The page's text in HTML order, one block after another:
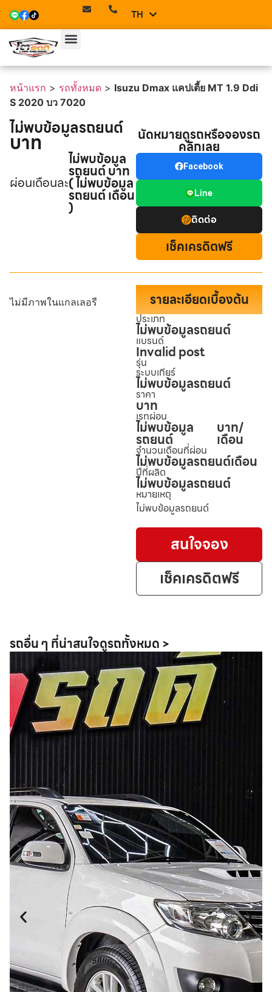
TH
EN
หน้าแรก > รถทั้งหมด > Isuzu Dmax แคปเตี้ย MT 1.9 Ddi
S 2020 บว 7020
ไม่พบข้อมูลรถยนต์
บาท
ผ่อนเดือนละ
ไม่พบข้อมูล
รถยนต์ บาท
( ไม่พบข้อมูล
รถยนต์ เดือน
)
นัดหมายดูรถหรือจองรถ
คลิกเลย
Facebook
Line
ติดต่อ
เช็คเครดิตฟรี
ไม่มีภาพในแกลเลอรี รายละเอียดเบื้องต้น
ประเภท
ไม่พบข้อมูลรถยนต์
แบรนด์
Invalid post
รุ่น
ระบบเกียร์
ไม่พบข้อมูลรถยนต์
ราคา
บาท
เรทผ่อน
ไม่พบข้อมูล
รถยนต์
บาท/
เดือน
จำนวนเดือนที่ผ่อน
ไม่พบข้อมูลรถยนต์เดือน
ปีที่ผลิต
ไม่พบข้อมูลรถยนต์
หมายเหตุ
ไม่พบข้อมูลรถยนต์
สนใจจอง
เช็คเครดิตฟรี
รถอื่น ๆ ที่น่าสนใจดูรถทั้งหมด >